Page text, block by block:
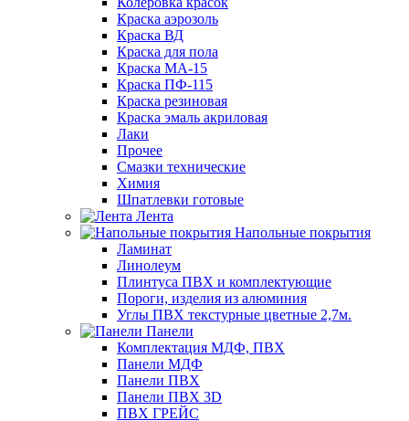
Краска аэрозоль
Краска ВД
Краска для пола
Краска МА-15
Краска ПФ-115
Краска резиновая
Краска эмаль акриловая
Лаки
Прочее
Смазки технические
Химия
Шпатлевки готовые
Лента
Напольные покрытия
Ламинат
Линолеум
Плинтуса ПВХ и комплектующие
Пороги, изделия из алюминия
Углы ПВХ текстурные цветные 2,7м.
Панели
Комплектация МДФ, ПВХ
Панели МДФ
Панели ПВХ
Панели ПВХ 3D
ПВХ ГРЕЙС